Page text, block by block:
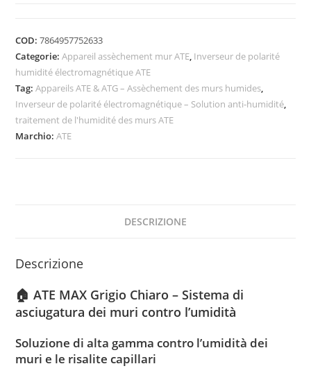
COD:7864957752633
Categorie:Appareil assèchement mur ATE, Inverseur de polarité
humidité électromagnétique ATE
Tag:Appareils ATE & ATG – Assèchement des murs humides,
Inverseur de polarité électromagnétique – Solution anti-humidité,
traitement de l'humidité des murs ATE
Marchio:ATE
DESCRIZIONE
Descrizione
🏠 ATE MAX Grigio Chiaro – Sistema di
asciugatura dei muri contro l’umidità
Soluzione di alta gamma contro l’umidità dei
muri e le risalite capillari